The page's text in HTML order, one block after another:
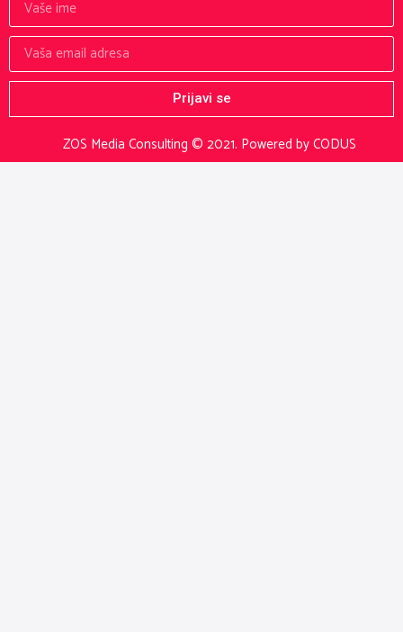
ZOS Media Consulting © 2021. Powered by CODUS
Prijavi se